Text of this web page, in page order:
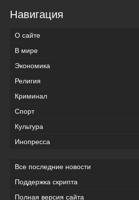
Навигация
О сайте
В мире
Экономика
Религия
Криминал
Спорт
Культура
Инопресса
Все последние новости
Поддержка скрипта
Полная версия сайта